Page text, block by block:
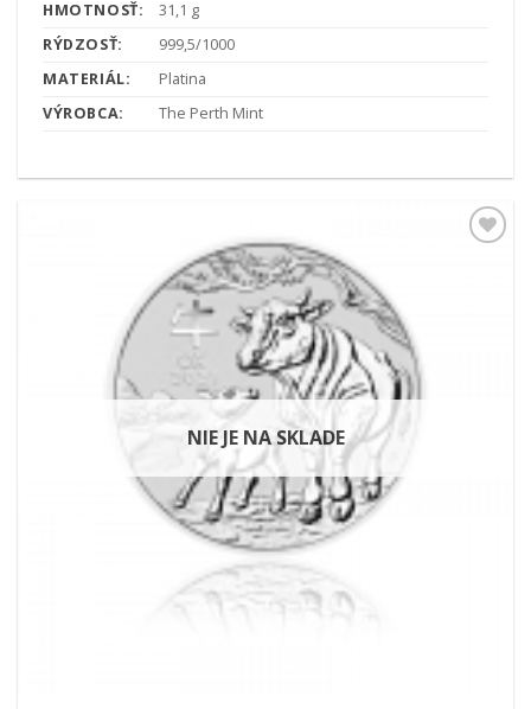
HMOTNOSŤ:
31,1 g
RÝDZOSŤ:
999,5/1000
MATERIÁL:
Platina
VÝROBCA:
The Perth Mint
NIE JE NA SKLADE